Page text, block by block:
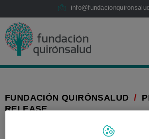
Quirónsalud
to
content
FUNDACIÓN QUIRÓNSALUD /
RELEASE